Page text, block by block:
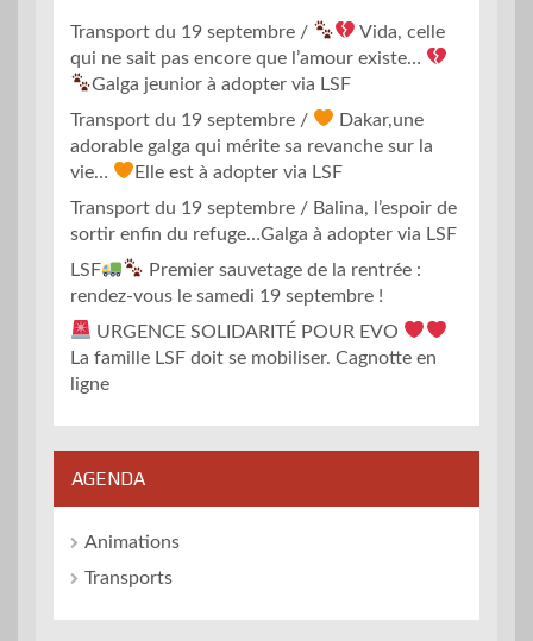
Transport du 19 septembre /
Vida, celle
qui ne sait pas encore que l’amour existe…
Galga jeunior à adopter via LSF
Transport du 19 septembre /
Dakar,une
adorable galga qui mérite sa revanche sur la
vie…
Elle est à adopter via LSF
Transport du 19 septembre / Balina, l’espoir de
sortir enfin du refuge…Galga à adopter via LSF
LSF
Premier sauvetage de la rentrée :
rendez-vous le samedi 19 septembre !
URGENCE SOLIDARITÉ POUR EVO
La famille LSF doit se mobiliser. Cagnotte en
ligne
AGENDA
Animations
Transports